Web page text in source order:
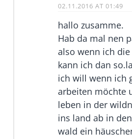
02.11.2016 AT 01:49
hallo zusamme.
Hab da mal nen
also wenn ich
kann ich dan
ich will wenn ich
arbeiten möchte
leben in der
ins land ab in
wald ein